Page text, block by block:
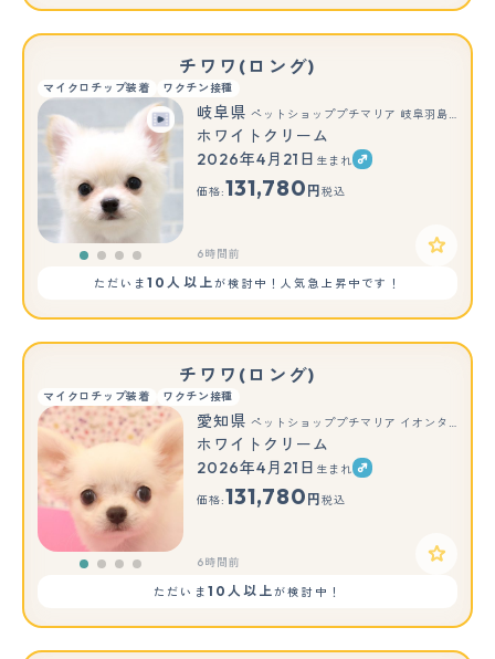
チワワ(ロング)
マイクロチップ装着 ワクチン接種
岐阜県 ペットショッププチマリア 岐阜羽島店
ホワイトクリーム
2026年4月21日 生まれ
価格:131,780 円 税込
6時間前
ただいま10人以上が検討中！人気急上昇中です！
チワワ(ロング)
マイクロチップ装着 ワクチン接種
愛知県 ペットショッププチマリア イオンタウン弥富店
ホワイトクリーム
2026年4月21日 生まれ
価格:131,780 円 税込
6時間前
ただいま 10人以上が検討中！